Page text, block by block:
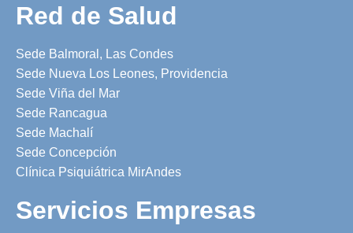
Red de Salud
Sede Balmoral, Las Condes
Sede Nueva Los Leones, Providencia
Sede Viña del Mar
Sede Rancagua
Sede Machalí
Sede Concepción
Clínica Psiquiátrica MirAndes
Servicios Empresas